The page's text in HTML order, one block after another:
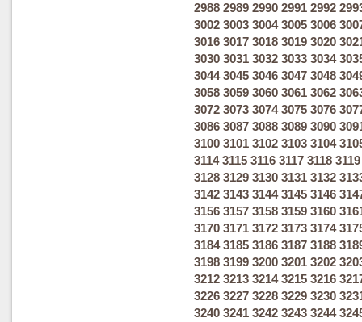
2988 2989 2990 2991 2992
3002 3003 3004 3005 3006
3016 3017 3018 3019 3020
3030 3031 3032 3033 3034
3044 3045 3046 3047 3048
3058 3059 3060 3061 3062
3072 3073 3074 3075 3076
3086 3087 3088 3089 3090
3100 3101 3102 3103 3104
3114 3115 3116 3117 3118 3119
3128 3129 3130 3131 3132
3142 3143 3144 3145 3146
3156 3157 3158 3159 3160
3170 3171 3172 3173 3174
3184 3185 3186 3187 3188
3198 3199 3200 3201 3202
3212 3213 3214 3215 3216
3226 3227 3228 3229 3230
3240 3241 3242 3243 3244